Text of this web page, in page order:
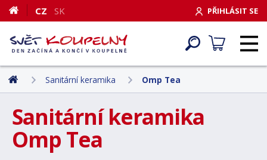
PŘIHLÁSIT SE
CZ SK
Sanitární keramika Omp Tea
Sanitární keramika
Omp Tea